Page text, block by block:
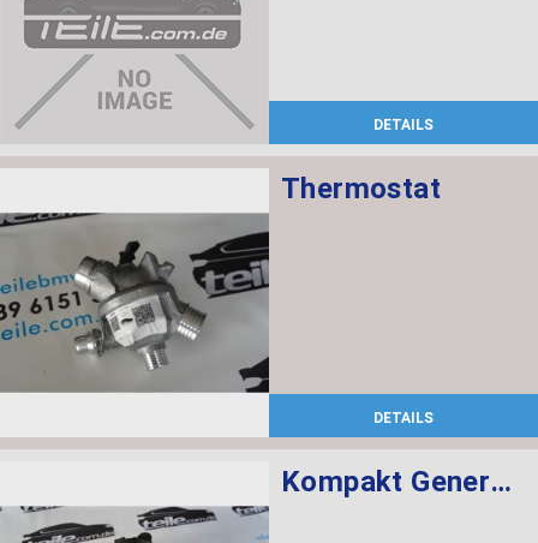
DETAILS
Thermostat
DETAILS
Kompakt Generator 100A